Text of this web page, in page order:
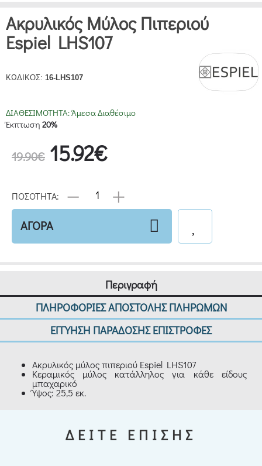
Ακρυλικός Μύλος Πιπεριού
Espiel LHS107
ΚΩΔΙΚΟΣ: 16-LHS107
ΔΙΑΘΕΣΙΜΟΤΗΤΑ:Άμεσα Διαθέσιμο
Έκπτωση 20%
19.90€ 15.92€
ΠΟΣΟΤΗΤΑ:
ΑΓΟΡΑ
Περιγραφή
ΠΛΗΡΟΦΟΡΙΕΣ ΑΠΟΣΤΟΛΗΣ ΠΛΗΡΩΜΩΝ
ΕΓΓΥΗΣΗ ΠΑΡΑΔΟΣΗΣ ΕΠΙΣΤΡΟΦΕΣ
Ακρυλικός μύλος πιπεριού Espiel LHS107
Κεραμικός μύλος κατάλληλος για κάθε είδους
μπαχαρικό
Ύψος: 25,5 εκ.
ΔΕΙΤΕ ΕΠΙΣΗΣ